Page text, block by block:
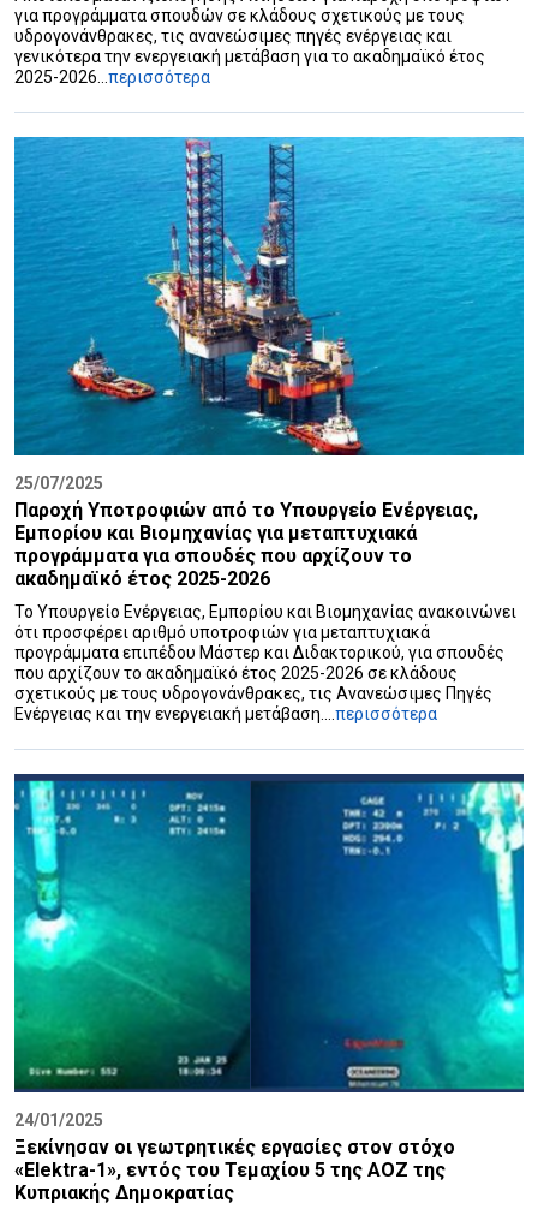
για προγράμματα σπουδών σε κλάδους σχετικούς με τους
υδρογονάνθρακες, τις ανανεώσιμες πηγές ενέργειας και
γενικότερα την ενεργειακή μετάβαση για το ακαδημαϊκό έτος
2025-2026... περισσότερα
25/07/2025
Παροχή Υποτροφιών από το Υπουργείο Ενέργειας,
Εμπορίου και Βιομηχανίας για μεταπτυχιακά
προγράμματα για σπουδές που αρχίζουν το
ακαδημαϊκό έτος 2025-2026
Το Υπουργείο Ενέργειας, Εμπορίου και Βιομηχανίας ανακοινώνει
ότι προσφέρει αριθμό υποτροφιών για μεταπτυχιακά
προγράμματα επιπέδου Μάστερ και Διδακτορικού, για σπουδές
που αρχίζουν το ακαδημαϊκό έτος 2025-2026 σε κλάδους
σχετικούς με τους υδρογονάνθρακες, τις Ανανεώσιμες Πηγές
Ενέργειας και την ενεργειακή μετάβαση.... περισσότερα
24/01/2025
Ξεκίνησαν οι γεωτρητικές εργασίες στον στόχο
«Elektra-1», εντός του Τεμαχίου 5 της AOZ της
Κυπριακής Δημοκρατίας